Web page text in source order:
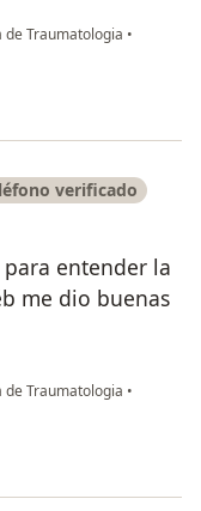
de Traumatologia •
Albi
verificado
entender la
me dio buenas
de Traumatologia •